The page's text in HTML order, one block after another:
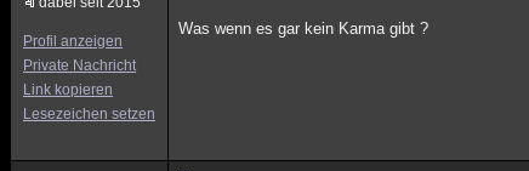
Profil anzeigen
Private Nachricht
Link kopieren
Lesezeichen setzen
Was wenn es gar kein Karma gibt ?